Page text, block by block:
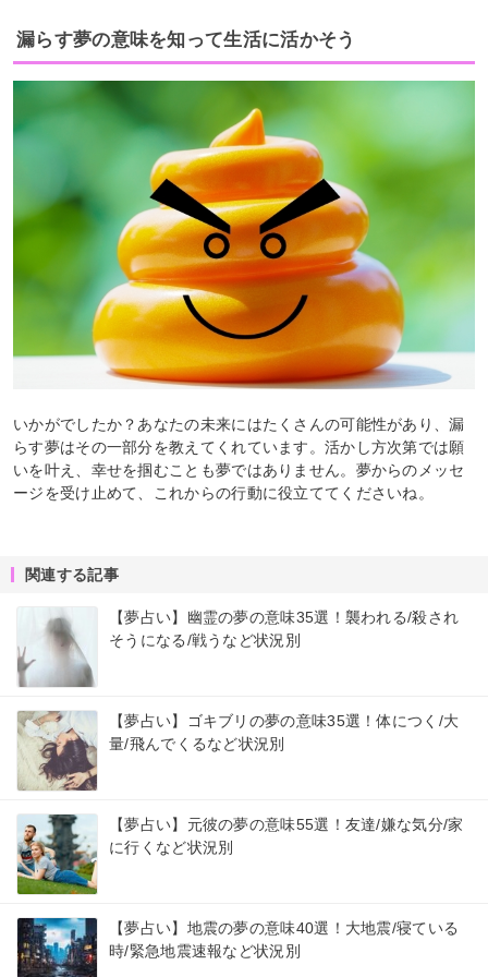
漏らす夢の意味を知って生活に活かそう
いかがでしたか？あなたの未来にはたくさんの可能性があり、漏
らす夢はその一部分を教えてくれています。活かし方次第では願
いを叶え、幸せを掴むことも夢ではありません。夢からのメッセ
ージを受け止めて、これからの行動に役立ててくださいね。
関連する記事
【夢占い】幽霊の夢の意味35選！襲われる/殺され
そうになる/戦うなど状況別
【夢占い】ゴキブリの夢の意味35選！体につく/大
量/飛んでくるなど状況別
【夢占い】元彼の夢の意味55選！友達/嫌な気分/家
に行くなど状況別
【夢占い】地震の夢の意味40選！大地震/寝ている
時/緊急地震速報など状況別